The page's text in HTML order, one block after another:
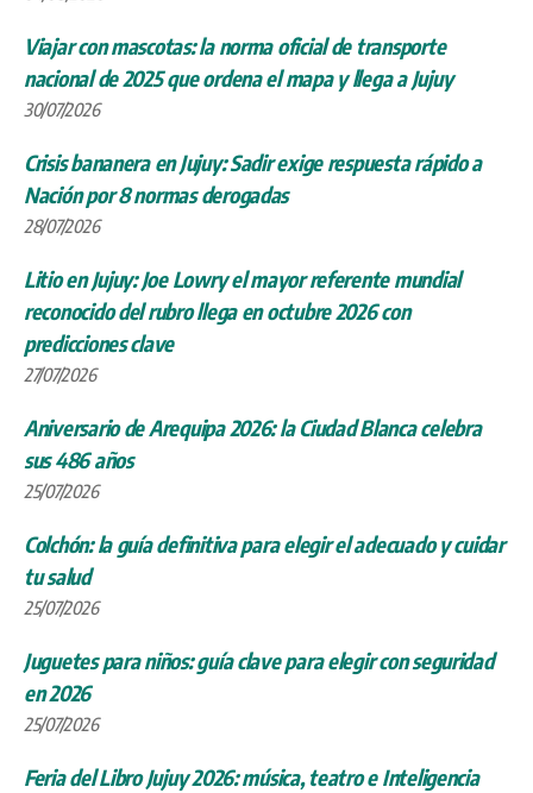
Viajar con mascotas: la norma oficial de transporte
nacional de 2025 que ordena el mapa y llega a Jujuy
30/07/2026
Crisis bananera en Jujuy: Sadir exige respuesta rápido a
Nación por 8 normas derogadas
28/07/2026
Litio en Jujuy: Joe Lowry el mayor referente mundial
reconocido del rubro llega en octubre 2026 con
predicciones clave
27/07/2026
Aniversario de Arequipa 2026: la Ciudad Blanca celebra
sus 486 años
25/07/2026
Colchón: la guía definitiva para elegir el adecuado y cuidar
tu salud
25/07/2026
Juguetes para niños: guía clave para elegir con seguridad
en 2026
25/07/2026
Feria del Libro Jujuy 2026: música, teatro e Inteligencia